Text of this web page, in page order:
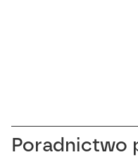
Poradnictwo